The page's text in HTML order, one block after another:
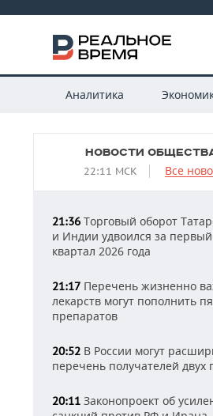
Аналитика
НОВОСТИ
22:11 МСК Все
21:36 Торговый оборот
и Индии удвоился за первый
квартал 2026 года
21:17 Перечень жизненно
лекарств могут пополнить
препаратов
20:52 В России могут
перечень получателей двух
20:11 Законопроект об